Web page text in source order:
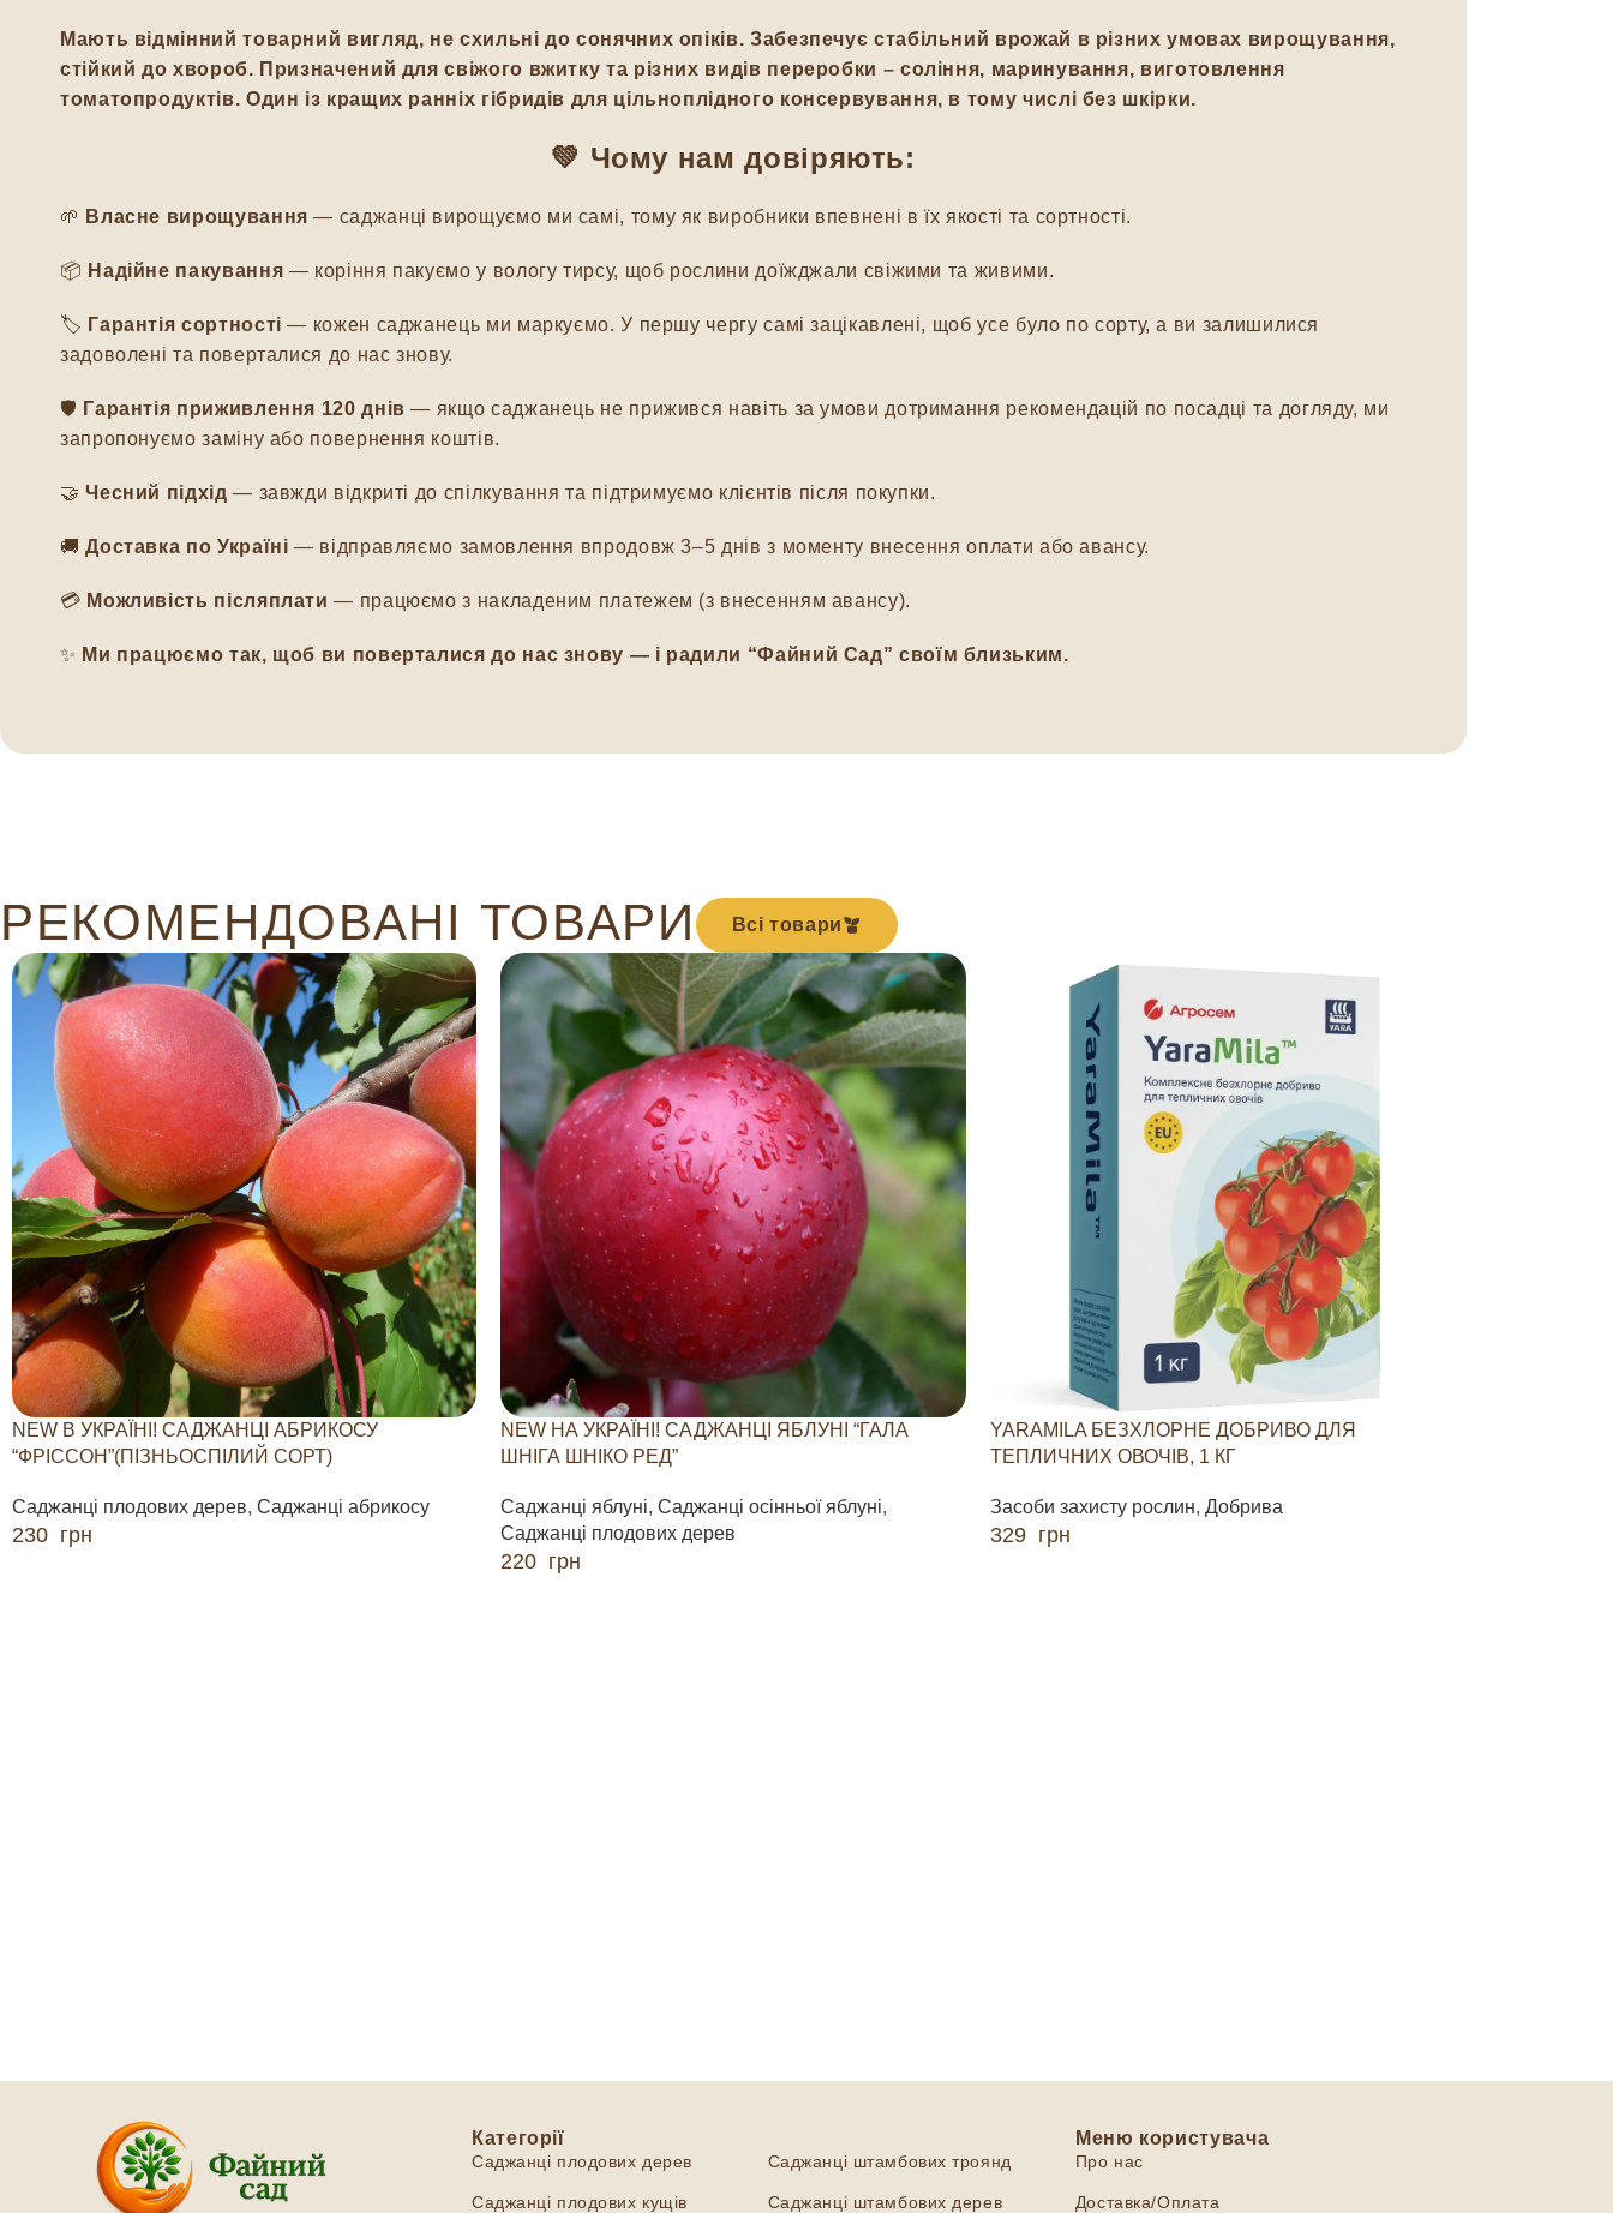
Мають відмінний товарний вигляд, не схильні до сонячних опіків. Забезпечує стабільний врожай в різних умовах вирощування,
стійкий до хвороб. Призначений для свіжого вжитку та різних видів переробки – соління, маринування, виготовлення
томатопродуктів. Один із кращих ранніх гібридів для цільноплідного консервування, в тому числі без шкірки.
💚 Чому нам довіряють:
🌱 Власне вирощування — саджанці вирощуємо ми самі, тому як виробники впевнені в їх якості та сортності.
📦 Надійне пакування — коріння пакуємо у вологу тирсу, щоб рослини доїжджали свіжими та живими.
🏷️ Гарантія сортності — кожен саджанець ми маркуємо. У першу чергу самі зацікавлені, щоб усе було по сорту, а ви залишилися
задоволені та поверталися до нас знову.
🛡️ Гарантія приживлення 120 днів — якщо саджанець не прижився навіть за умови дотримання рекомендацій по посадці та догляду, ми
запропонуємо заміну або повернення коштів.
🤝Чесний підхід — завжди відкриті до спілкування та підтримуємо клієнтів після покупки.
🚚Доставка по Україні — відправляємо замовлення впродовж 3–5 днів з моменту внесення оплати або авансу.
💳 Можливість післяплати — працюємо з накладеним платежем (з внесенням авансу).
✨ Ми працюємо так, щоб ви поверталися до нас знову — і радили “Файний Сад” своїм близьким.
РЕКОМЕНДОВАНІ ТОВАРИ Всі товари
NEW В УКРАЇНІ! САДЖАНЦІ АБРИКОСУ
“ФРІССОН”(ПІЗНЬОСПІЛИЙ СОРТ)
Саджанці плодових дерев, Саджанці абрикосу
230 грн
NEW НА УКРАЇНІ! САДЖАНЦІ ЯБЛУНІ “ГАЛА
ШНІГА ШНІКО РЕД”
Саджанці яблуні, Саджанці осінньої яблуні,
Саджанці плодових дерев
220 грн
YARAMILA БЕЗХЛОРНЕ ДОБРИВО ДЛЯ
ТЕПЛИЧНИХ ОВОЧІВ, 1 КГ
Засоби захисту рослин, Добрива
329 грн
Категорії
Саджанці плодових дерев
Саджанці плодових кущів
Саджанці штамбових троянд
Саджанці штамбових дерев
Меню користувача
Про нас
Доставка/Оплата